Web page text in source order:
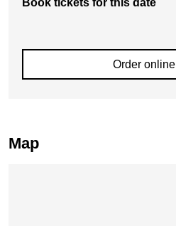
Order online
Map